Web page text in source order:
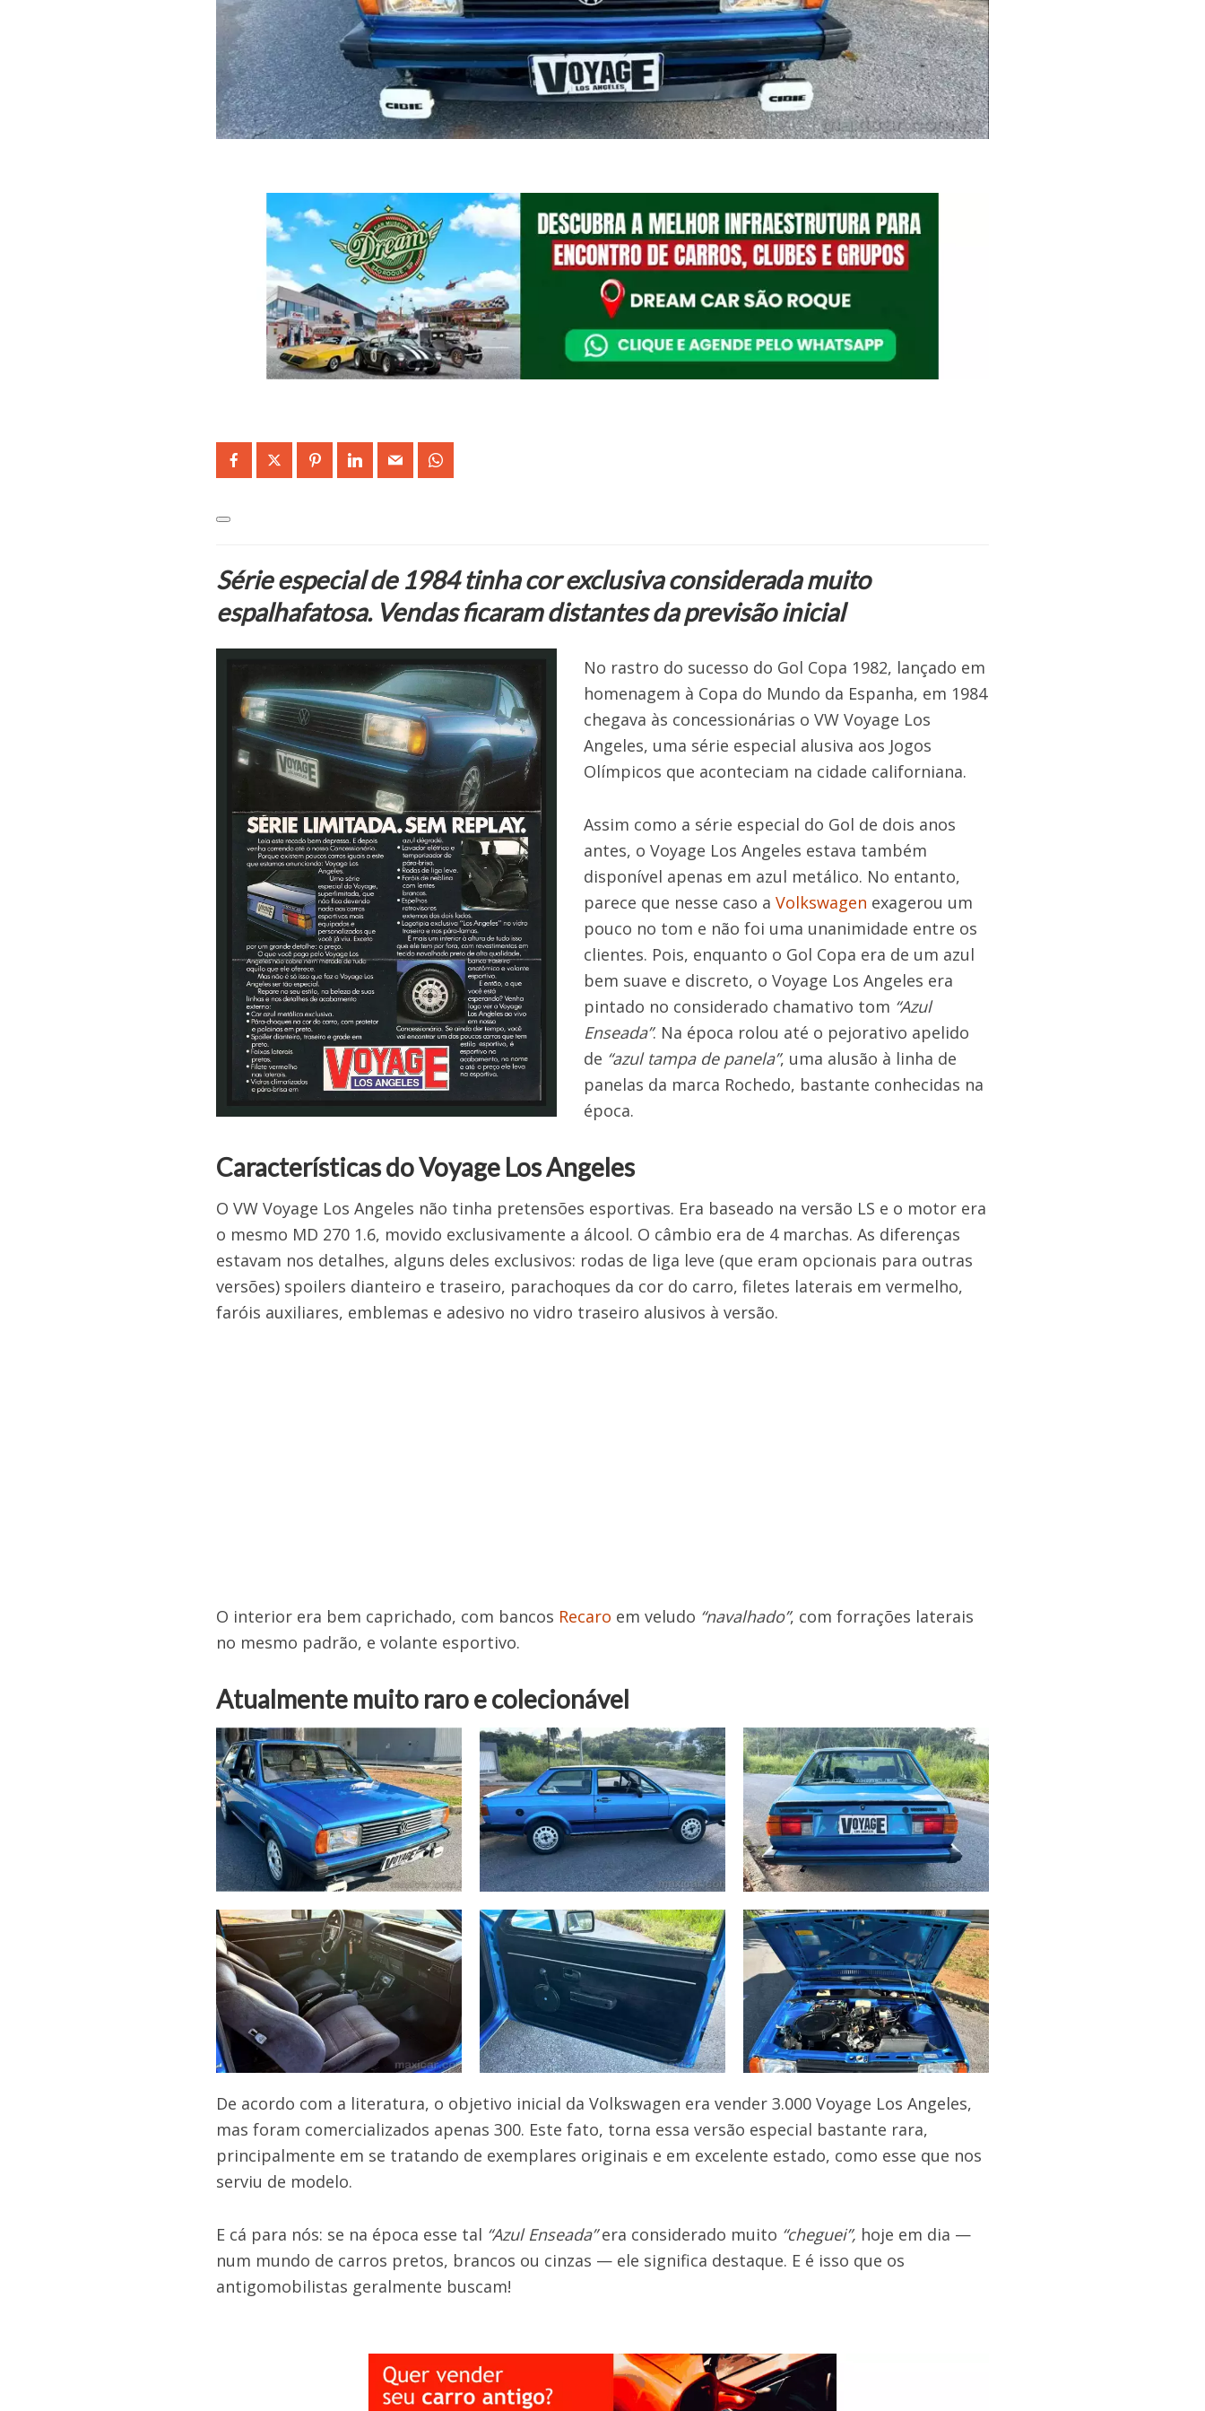
Série especial de 1984 tinha cor exclusiva considerada muito
espalhafatosa. Vendas ficaram distantes da previsão inicial
No rastro do sucesso do Gol Copa 1982, lançado em
homenagem à Copa do Mundo da Espanha, em 1984
chegava às concessionárias o VW Voyage Los
Angeles, uma série especial alusiva aos Jogos
Olímpicos que aconteciam na cidade californiana.
Assim como a série especial do Gol de dois anos
antes, o Voyage Los Angeles estava também
disponível apenas em azul metálico. No entanto,
parece que nesse caso a Volkswagen exagerou um
pouco no tom e não foi uma unanimidade entre os
clientes. Pois, enquanto o Gol Copa era de um azul
bem suave e discreto, o Voyage Los Angeles era
pintado no considerado chamativo tom “Azul
Enseada”. Na época rolou até o pejorativo apelido
de “azul tampa de panela”, uma alusão à linha de
panelas da marca Rochedo, bastante conhecidas na
época.
Características do Voyage Los Angeles
O VW Voyage Los Angeles não tinha pretensões esportivas. Era baseado na versão LS e o motor era
o mesmo MD 270 1.6, movido exclusivamente a álcool. O câmbio era de 4 marchas. As diferenças
estavam nos detalhes, alguns deles exclusivos: rodas de liga leve (que eram opcionais para outras
versões) spoilers dianteiro e traseiro, parachoques da cor do carro, filetes laterais em vermelho,
faróis auxiliares, emblemas e adesivo no vidro traseiro alusivos à versão.
O interior era bem caprichado, com bancos Recaro em veludo “navalhado”, com forrações laterais
no mesmo padrão, e volante esportivo.
Atualmente muito raro e colecionável
De acordo com a literatura, o objetivo inicial da Volkswagen era vender 3.000 Voyage Los Angeles,
mas foram comercializados apenas 300. Este fato, torna essa versão especial bastante rara,
principalmente em se tratando de exemplares originais e em excelente estado, como esse que nos
serviu de modelo.
E cá para nós: se na época esse tal “Azul Enseada”era considerado muito “cheguei”, hoje em dia —
num mundo de carros pretos, brancos ou cinzas — ele significa destaque. E é isso que os
antigomobilistas geralmente buscam!